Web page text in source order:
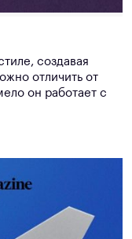
создавая
отличить от
он работает с